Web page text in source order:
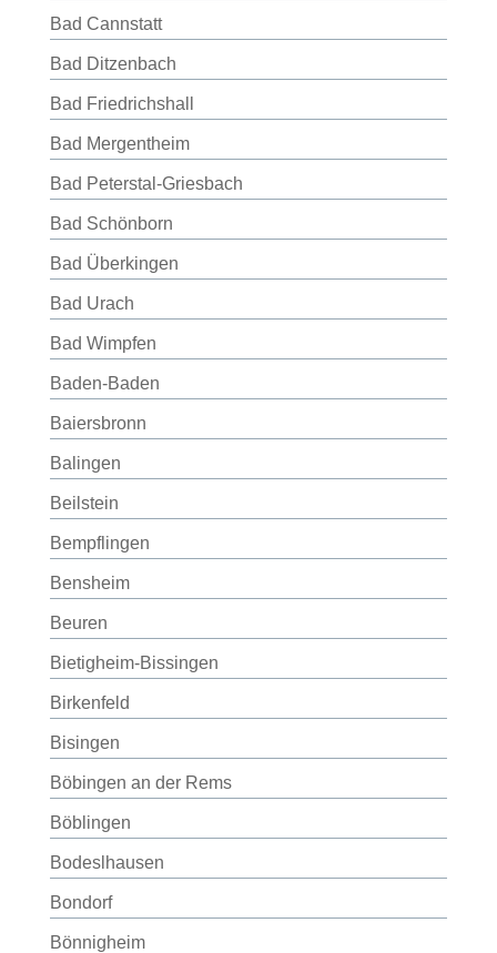
Bad Cannstatt
Bad Ditzenbach
Bad Friedrichshall
Bad Mergentheim
Bad Peterstal-Griesbach
Bad Schönborn
Bad Überkingen
Bad Urach
Bad Wimpfen
Baden-Baden
Baiersbronn
Balingen
Beilstein
Bempflingen
Bensheim
Beuren
Bietigheim-Bissingen
Birkenfeld
Bisingen
Böbingen an der Rems
Böblingen
Bodeslhausen
Bondorf
Bönnigheim